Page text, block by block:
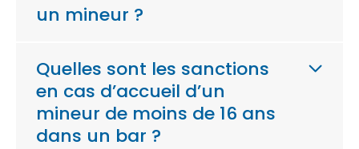
un mineur ?
Quelles sont les sanctions
en cas d’accueil d’un
mineur de moins de 16 ans
dans un bar ?